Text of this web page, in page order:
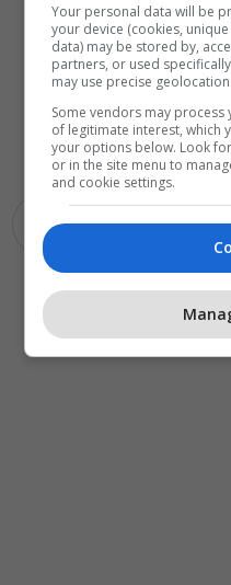
Skype Windows 11
Your personal data will be
your device (cookies,
data) may be stored by,
partners, or used
may use precise
Some vendors may
of legitimate interest, which
your options below. Look
or in the site menu to
and cookie settings.